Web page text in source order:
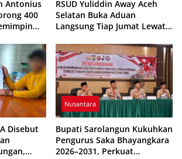
Antonius
400
RSUD Yuliddin Away Aceh
Selatan Buka Aduan
Langsung Tiap Jumat Lewat
Disebut
Nusantara
Bupati Sarolangun Kukuhkan
Pengurus Saka Bhayangkara
2026–2031, Perkuat